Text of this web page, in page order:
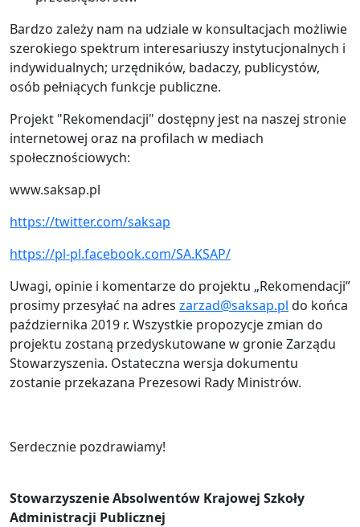
Bardzo zależy nam na udziale w konsultacjach możliwie
szerokiego spektrum interesariuszy instytucjonalnych i
indywidualnych; urzędników, badaczy, publicystów,
osób pełniących funkcje publiczne.
Projekt "Rekomendacji" dostępny jest na naszej stronie
internetowej oraz na profilach w mediach
społecznościowych:
www.saksap.pl
https://twitter.com/saksap
https://pl-pl.facebook.com/SA.KSAP/
Uwagi, opinie i komentarze do projektu „Rekomendacji”
prosimy przesyłać na adres zarzad@saksap.pl do końca
października 2019 r. Wszystkie propozycje zmian do
projektu zostaną przedyskutowane w gronie Zarządu
Stowarzyszenia. Ostateczna wersja dokumentu
zostanie przekazana Prezesowi Rady Ministrów.
Serdecznie pozdrawiamy!
Stowarzyszenie Absolwentów Krajowej Szkoły
Administracji Publicznej